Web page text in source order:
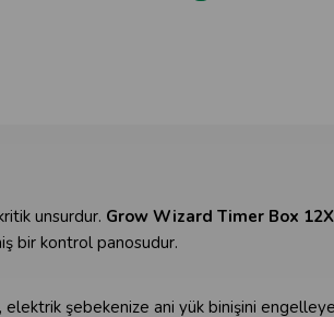
unsurdur. Grow Wizard Timer Box
bir kontrol panosudur.
şebekenize ani yük binişini